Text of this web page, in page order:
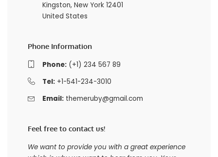
Kingston, New York 12401
United States
Phone Information
Phone:(+1) 234 567 89
Tel:+1-541-234-3010
Email: themeruby@gmail.com
Feel free to contact us!
We want to provide you with a great experience